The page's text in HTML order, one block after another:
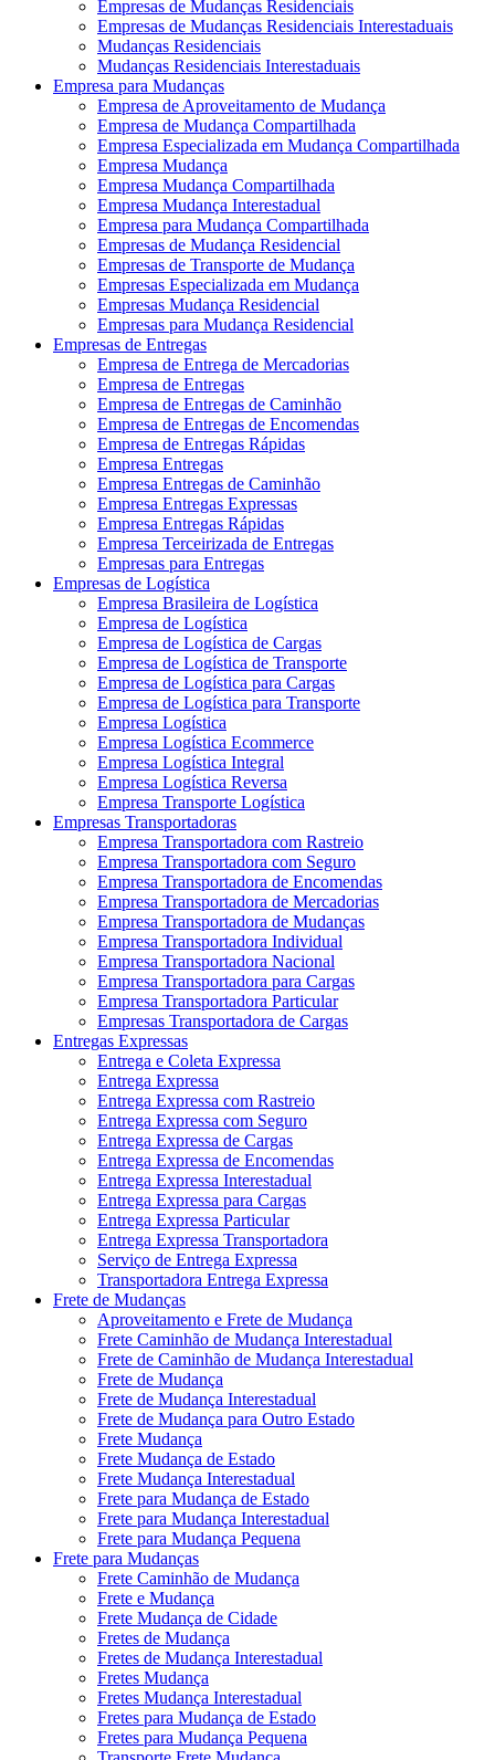
Empresas de Mudanças Residenciais
Empresas de Mudanças Residenciais Interestaduais
Mudanças Residenciais
Mudanças Residenciais Interestaduais
Empresa para Mudanças
Empresa de Aproveitamento de Mudança
Empresa de Mudança Compartilhada
Empresa Especializada em Mudança Compartilhada
Empresa Mudança
Empresa Mudança Compartilhada
Empresa Mudança Interestadual
Empresa para Mudança Compartilhada
Empresas de Mudança Residencial
Empresas de Transporte de Mudança
Empresas Especializada em Mudança
Empresas Mudança Residencial
Empresas para Mudança Residencial
Empresas de Entregas
Empresa de Entrega de Mercadorias
Empresa de Entregas
Empresa de Entregas de Caminhão
Empresa de Entregas de Encomendas
Empresa de Entregas Rápidas
Empresa Entregas
Empresa Entregas de Caminhão
Empresa Entregas Expressas
Empresa Entregas Rápidas
Empresa Terceirizada de Entregas
Empresas para Entregas
Empresas de Logística
Empresa Brasileira de Logística
Empresa de Logística
Empresa de Logística de Cargas
Empresa de Logística de Transporte
Empresa de Logística para Cargas
Empresa de Logística para Transporte
Empresa Logística
Empresa Logística Ecommerce
Empresa Logística Integral
Empresa Logística Reversa
Empresa Transporte Logística
Empresas Transportadoras
Empresa Transportadora com Rastreio
Empresa Transportadora com Seguro
Empresa Transportadora de Encomendas
Empresa Transportadora de Mercadorias
Empresa Transportadora de Mudanças
Empresa Transportadora Individual
Empresa Transportadora Nacional
Empresa Transportadora para Cargas
Empresa Transportadora Particular
Empresas Transportadora de Cargas
Entregas Expressas
Entrega e Coleta Expressa
Entrega Expressa
Entrega Expressa com Rastreio
Entrega Expressa com Seguro
Entrega Expressa de Cargas
Entrega Expressa de Encomendas
Entrega Expressa Interestadual
Entrega Expressa para Cargas
Entrega Expressa Particular
Entrega Expressa Transportadora
Serviço de Entrega Expressa
Transportadora Entrega Expressa
Frete de Mudanças
Aproveitamento e Frete de Mudança
Frete Caminhão de Mudança Interestadual
Frete de Caminhão de Mudança Interestadual
Frete de Mudança
Frete de Mudança Interestadual
Frete de Mudança para Outro Estado
Frete Mudança
Frete Mudança de Estado
Frete Mudança Interestadual
Frete para Mudança de Estado
Frete para Mudança Interestadual
Frete para Mudança Pequena
Frete para Mudanças
Frete Caminhão de Mudança
Frete e Mudança
Frete Mudança de Cidade
Fretes de Mudança
Fretes de Mudança Interestadual
Fretes Mudança
Fretes Mudança Interestadual
Fretes para Mudança de Estado
Fretes para Mudança Pequena